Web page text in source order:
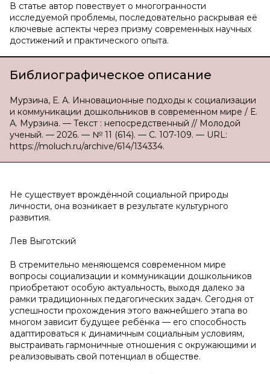
В статье автор повествует о многогранности
исследуемой проблемы, последовательно раскрывая её
ключевые аспекты через призму современных научных
достижений и практического опыта.
Библиографическое описание
Мурзина, Е. А. Инновационные подходы к социализации
и коммуникации дошкольников в современном мире / Е.
А. Мурзина. — Текст : непосредственный // Молодой
ученый. — 2026. — № 11 (614). — С. 107-109. — URL:
https://moluch.ru/archive/614/134334.
Не существует врождённой социальной природы
личности, она возникает в результате культурного
развития.
Лев Выготский
В стремительно меняющемся современном мире
вопросы социализации и коммуникации дошкольников
приобретают особую актуальность, выходя далеко за
рамки традиционных педагогических задач. Сегодня от
успешности прохождения этого важнейшего этапа во
многом зависит будущее ребёнка — его способность
адаптироваться к динамичным социальным условиям,
выстраивать гармоничные отношения с окружающими и
реализовывать свой потенциал в обществе.